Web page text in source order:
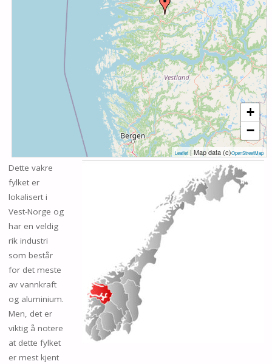
+
−
Leaflet| Map data (c)OpenStreetMap
Dette vakre
fylket er
lokalisert i
Vest-Norge og
har en veldig
rik industri
som består
for det meste
av vannkraft
og aluminium.
Men, det er
viktig å notere
at dette fylket
er mest kjent